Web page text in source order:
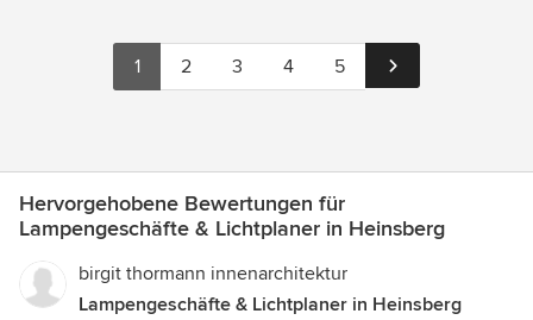
1 2 3 4 5
Hervorgehobene Bewertungen für
Lampengeschäfte & Lichtplaner in Heinsberg
birgit thormann innenarchitektur
Lampengeschäfte & Lichtplaner in Heinsberg